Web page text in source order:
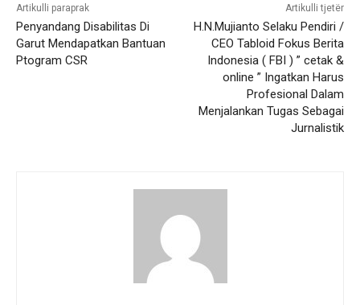
Artikulli paraprak
Penyandang Disabilitas Di
Garut Mendapatkan Bantuan
Ptogram CSR
Artikulli tjetër
H.N.Mujianto Selaku Pendiri /
CEO Tabloid Fokus Berita
Indonesia ( FBI ) ” cetak &
online ” Ingatkan Harus
Profesional Dalam
Menjalankan Tugas Sebagai
Jurnalistik